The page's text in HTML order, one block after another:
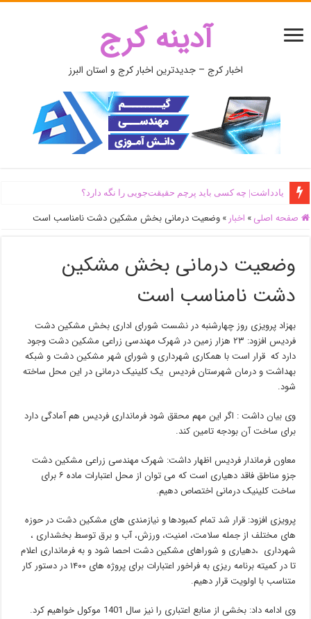
آدینه کرج
اخبار کرج – جدیدترین اخبار کرج و استان البرز
یادداشت| ‌چه کسی باید پرچم حقیقت‌جویی را نگه دارد؟
صفحه اصلی » اخبار » وضعیت درمانی بخش مشکین دشت نامناسب است
وضعیت درمانی بخش مشکین
دشت نامناسب است
بهزاد پرویزی روز چهارشنبه در نشست شورای اداری بخش مشکین دشت
فردیس افزود: ۲۳ هزار زمین در شهرک مهندسی زراعی مشکین دشت وجود
دارد که قرار است با همکاری شهرداری و شورای شهر مشکین دشت و شبکه
بهداشت و درمان شهرستان فردیس یک کلینیک درمانی در این محل ساخته
شود.
وی بیان داشت : اگر این مهم محقق شود فرمانداری فردیس هم آمادگی دارد
برای ساخت آن بودجه تامین کند.
معاون فرماندار فردیس اظهار داشت: شهرک مهندسی زراعی مشکین دشت
جزو مناطق فاقد دهیاری است که می توان از محل اعتبارات ماده ۶ برای
ساخت کلینیک درمانی اختصاص دهیم.
پرویزی افزود: قرار شد تمام کمبودها و نیازمندی های مشکین دشت در حوزه
های مختلف از جمله سلامت، امنیت، ورزش، آب و برق توسط بخشداری ،
شهرداری ،دهیاری و شوراهای مشکین دشت احصا شود و به فرمانداری اعلام
تا در کمیته برنامه ریزی به فراخور اعتبارات برای پروژه های ۱۴۰۰ در دستور کار
متناسب با اولویت قرار دهیم.
وی ادامه داد: بخشی از منابع اعتباری را نیز سال 1401 موکول خواهیم کرد.